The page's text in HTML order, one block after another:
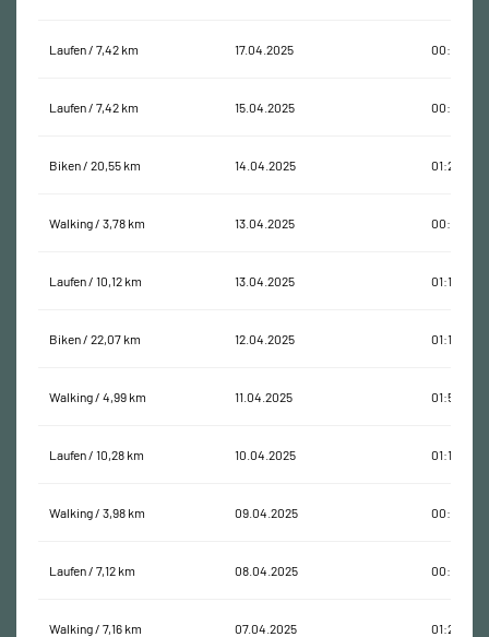
Laufen / 7,42 km 17.04.2025 00:51:38
Laufen / 7,42 km 15.04.2025 00:57:50
Biken / 20,55 km 14.04.2025 01:29:44
Walking / 3,78 km 13.04.2025 00:58:24
Laufen / 10,12 km 13.04.2025 01:15:22
Biken / 22,07 km 12.04.2025 01:12:30
Walking / 4,99 km 11.04.2025 01:56:28
Laufen / 10,28 km 10.04.2025 01:10:14
Walking / 3,98 km 09.04.2025 00:52:29
Laufen / 7,12 km 08.04.2025 00:49:59
Walking / 7,16 km 07.04.2025 01:28:45